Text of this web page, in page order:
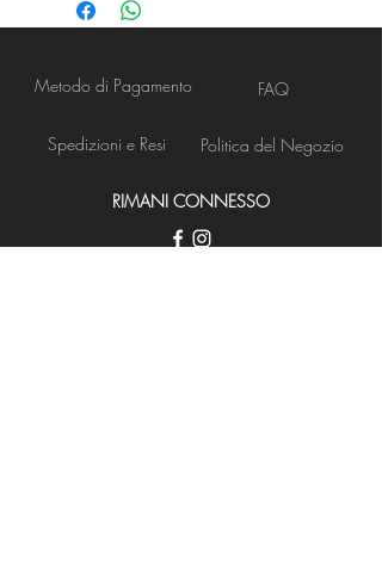
Metodo di Pagamento
Spedizioni e Resi
FAQ
Politica del Negozio
RIMANI CONNESSO